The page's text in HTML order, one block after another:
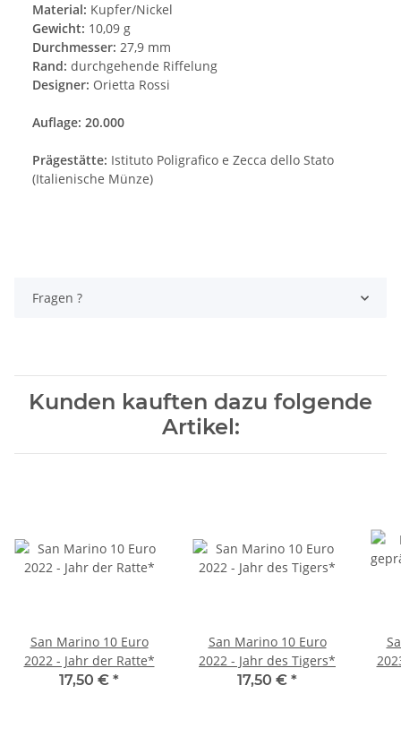
Material: Kupfer/Nickel
Gewicht: 10,09 g
Durchmesser: 27,9 mm
Rand: durchgehende Riffelung
Designer: Orietta Rossi
Auflage: 20.000
Prägestätte: Istituto Poligrafico e Zecca dello Stato
(Italienische Münze)
Fragen ?
Kunden kauften dazu folgende
Artikel:
San Marino 10 Euro
2022 - Jahr der Ratte*
17,50 € *
San Marino 10 Euro
2022 - Jahr des Tigers*
17,50 € *